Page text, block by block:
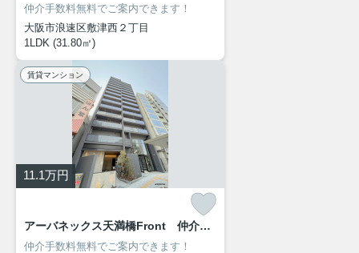
仲介手数料無料でご案内できます！
大阪市浪速区敷津西２丁目
1LDK (31.80㎡)
賃貸マンション
11.1万円
アーバネックス天満橋Front 仲介手数料無料
仲介手数料無料でご案内できます！